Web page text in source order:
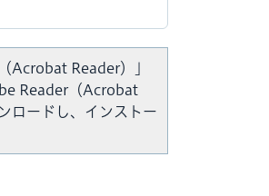
Acrobat Reader）」
Reader（Acrobat
ロードし、インストー